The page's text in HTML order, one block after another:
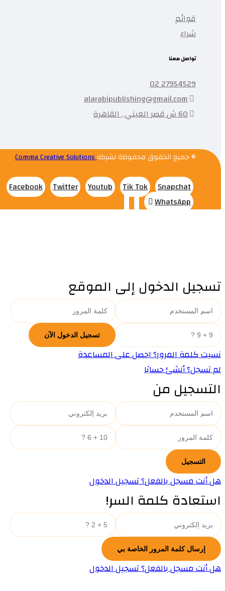
قوائم
شراء
تواصل معنا
27954529 02
alarabipublishing@gmail.com
60 ش قصر العيني , القاهرة
© جميع الحقوق محفوظة لشركهComma Creative Solutions
Facebook Twitter Youtub Tik Tok
Snapchat
WhatsApp
تسجيل الدخول إلى الموقع
نسيت كلمة المرور؟ احصل على المساعدة
لم تسجل؟ أنشئ حسابًا
التسجيل من
هل أنت مسجل بالفعل؟ تسجيل الدخول
استعادة كلمة السر!
هل أنت مسجل بالفعل؟ تسجيل الدخول